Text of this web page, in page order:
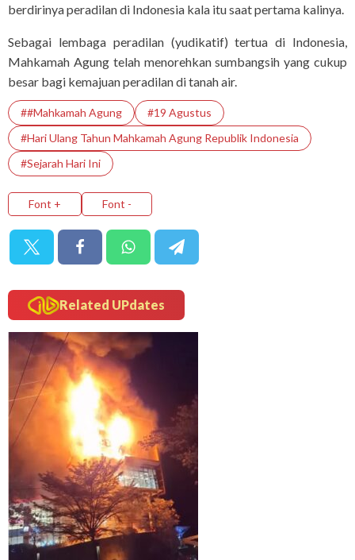
berdirinya peradilan di Indonesia kala itu saat pertama kalinya.
Sebagai lembaga peradilan (yudikatif) tertua di Indonesia,
Mahkamah Agung telah menorehkan sumbangsih yang cukup
besar bagi kemajuan peradilan di tanah air.
##Mahkamah Agung
#19 Agustus
#Hari Ulang Tahun Mahkamah Agung Republik Indonesia
#Sejarah Hari Ini
Font + Font -
Related UPdates